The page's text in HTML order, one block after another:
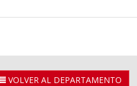
VOLVER AL DEPARTAMENTO